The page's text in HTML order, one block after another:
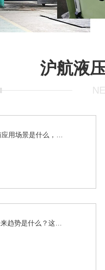
沪航液
RD-60E/70E/80E 液压系统的核心未来趋势是什么？这些趋势会如何优化设备性能与适配行业需求？